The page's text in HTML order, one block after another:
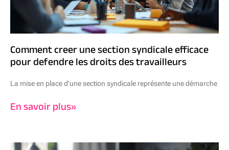
Comment creer une section syndicale efficace
pour defendre les droits des travailleurs
La mise en place d’une section syndicale représente une démarche
En savoir plus»